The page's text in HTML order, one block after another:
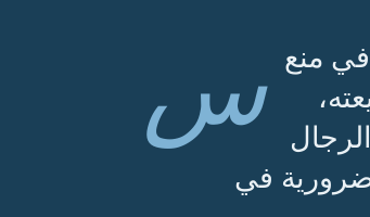
س منع
ضرورية في